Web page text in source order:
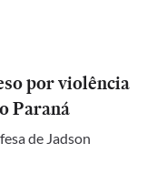
por violência
Paraná
de Jadson